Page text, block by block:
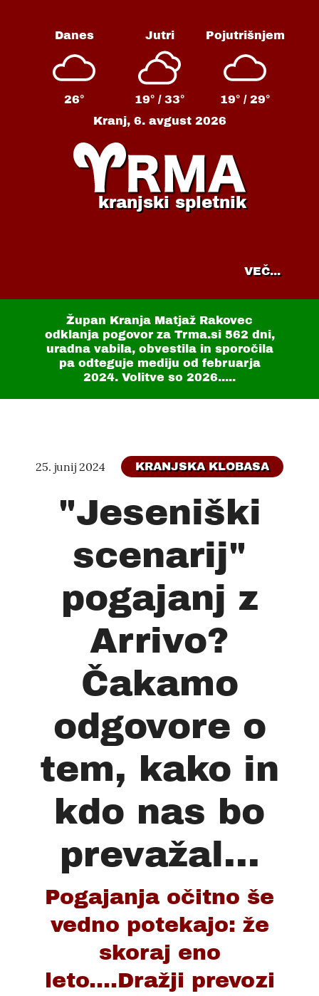
Danes
26°
Jutri
19° / 33°
Pojutrišnjem
19° / 29°
Kranj, 6. avgust 2026
kranjski spletnik
VEČ...
Župan Kranja Matjaž Rakovec
odklanja pogovor za Trma.si 562 dni,
uradna vabila, obvestila in sporočila
pa odteguje mediju od februarja
2024. Volitve so 2026.....
25. junij 2024 KRANJSKA KLOBASA
"Jeseniški
scenarij"
pogajanj z
Arrivo?
Čakamo
odgovore o
tem, kako in
kdo nas bo
prevažal...
Pogajanja očitno še
vedno potekajo: že
skoraj eno
leto....Dražji prevozi